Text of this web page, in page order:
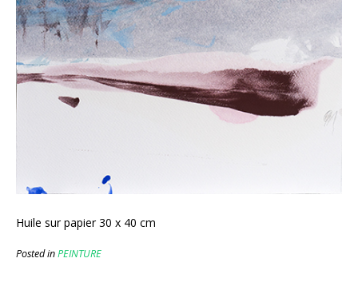
Huile sur papier 30 x 40 cm
Posted inPEINTURE